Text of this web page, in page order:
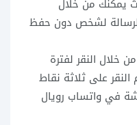
يمكنك من خلال
لشخص دون حفظ
خلال النقر لفترة
على ثلاثة نقاط
في واتساب رويال